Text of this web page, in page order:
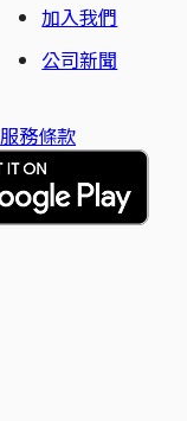
加入我們
公司新聞
服務條款